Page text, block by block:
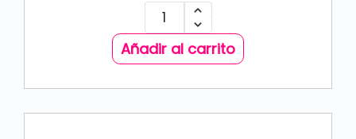
Añadir al carrito